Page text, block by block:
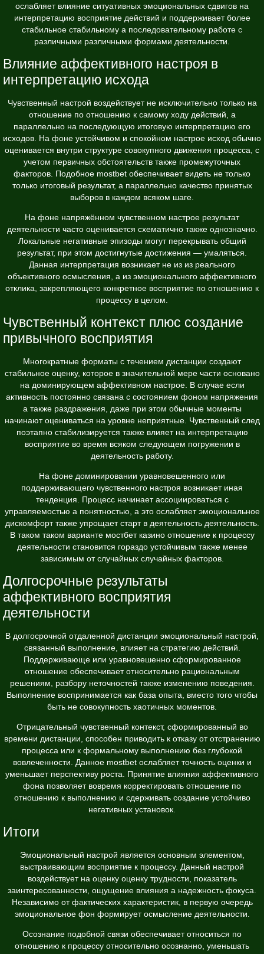
ослабляет влияние ситуативных эмоциональных сдвигов на
интерпретацию восприятие действий и поддерживает более
стабильное стабильному а последовательному работе с
различными различными формами деятельности.
Влияние аффективного настроя в
интерпретацию исхода
Чувственный настрой воздействует не исключительно только на
отношение по отношению к самому ходу действий, а
параллельно на последующую итоговую интерпретацию его
исходов. На фоне устойчивом и спокойном настрое исход обычно
оценивается внутри структуре совокупного движения процесса, с
учетом первичных обстоятельств также промежуточных
факторов. Подобное mostbet обеспечивает видеть не только
только итоговый результат, а параллельно качество принятых
выборов в каждом всяком шаге.
На фоне напряжённом чувственном настрое результат
деятельности часто оценивается схематично также однозначно.
Локальные негативные эпизоды могут перекрывать общий
результат, при этом достигнутые достижения — умаляться.
Данная интерпретация возникает не из из реального
объективного осмысления, а из эмоционального аффективного
отклика, закрепляющего конкретное восприятие по отношению к
процессу в целом.
Чувственный контекст плюс создание
привычного восприятия
Многократные форматы с течением дистанции создают
стабильное оценку, которое в значительной мере части основано
на доминирующем аффективном настрое. В случае если
активность постоянно связана с состоянием фоном напряжения
а также раздражения, даже при этом обычные моменты
начинают оцениваться на уровне неприятные. Чувственный след
поэтапно стабилизируется также влияет на интерпретацию
восприятие во время всяком следующем погружении в
деятельность работу.
На фоне доминировании уравновешенного или
поддерживающего чувственного настроя возникает иная
тенденция. Процесс начинает ассоциироваться с
управляемостью а понятностью, а это ослабляет эмоциональное
дискомфорт также упрощает старт в деятельность деятельность.
В таком таком варианте мостбет казино отношение к процессу
деятельности становится гораздо устойчивым также менее
зависимым от случайных случайных факторов.
Долгосрочные результаты
аффективного восприятия
деятельности
В долгосрочной отдаленной дистанции эмоциональный настрой,
связанный выполнение, влияет на стратегию действий.
Поддерживающе или уравновешенно сформированное
отношение обеспечивает относительно рациональным
решениям, разбору неточностей также изменению поведения.
Выполнение воспринимается как база опыта, вместо того чтобы
быть не совокупность хаотичных моментов.
Отрицательный чувственный контекст, сформированный во
времени дистанции, способен приводить к отказу от отстранению
процесса или к формальному выполнению без глубокой
вовлеченности. Данное mostbet ослабляет точность оценки и
уменьшает перспективу роста. Принятие влияния аффективного
фона позволяет вовремя корректировать отношение по
отношению к выполнению и сдерживать создание устойчиво
негативных установок.
Итоги
Эмоциональный настрой является основным элементом,
выстраивающим восприятие к процессу. Данный настрой
воздействует на оценку оценку трудности, показатель
заинтересованности, ощущение влияния а надежность фокуса.
Независимо от фактических характеристик, в первую очередь
эмоциональное фон формирует осмысление деятельности.
Осознание подобной связи обеспечивает относиться по
отношению к процессу относительно осознанно, уменьшать